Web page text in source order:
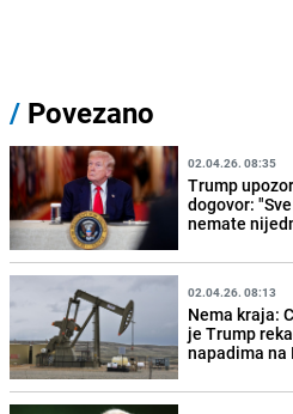
/ Povezano
02.04.26. 08:35
Trump
dogovor:
nemate
02.04.26. 08:13
Nema kraja:
je Trump
napadima na